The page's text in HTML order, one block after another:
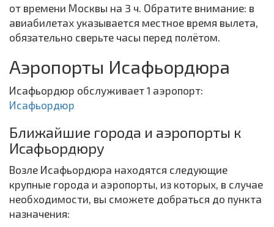
от времени Москвы на 3 ч. Обратите внимание: в
авиабилетах указывается местное время вылета,
обязательно сверьте часы перед полётом.
Аэропорты Исафьордюра
Исафьордюр обслуживает 1 аэропорт:
Исафьордюр
Ближайшие города и аэропорты к
Исафьордюру
Возле Исафьордюра находятся следующие
крупные города и аэропорты, из которых, в случае
необходимости, вы сможете добраться до пункта
назначения: